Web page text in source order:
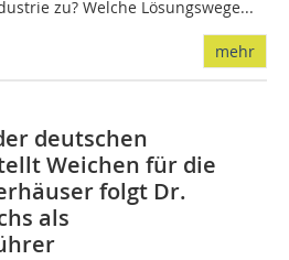
zu? Welche Lösungswege...
mehr
deutschen
Weichen für die
folgt Dr.
als